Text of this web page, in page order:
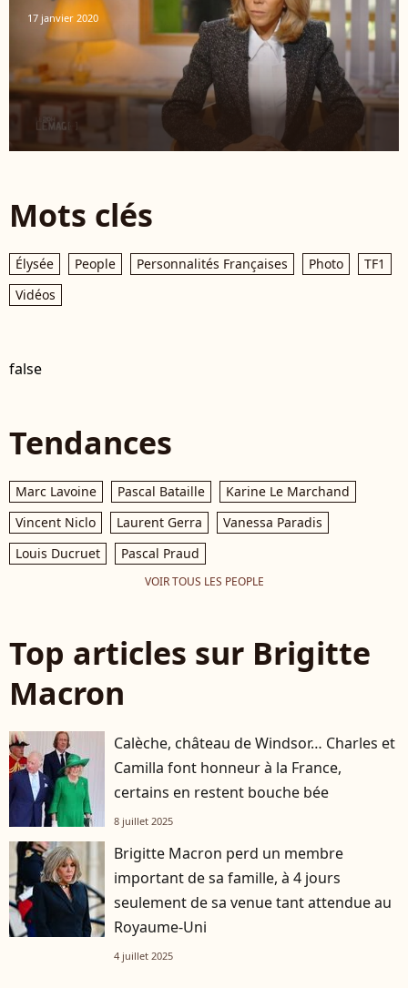
17 janvier 2020
Mots clés
Élysée People Personnalités Françaises Photo
TF1
Vidéos
false
Tendances
Marc Lavoine Pascal Bataille
Karine Le Marchand
Vincent Niclo
Laurent Gerra
Vanessa Paradis
Louis Ducruet
Pascal Praud
VOIR TOUS LES PEOPLE
Top articles sur Brigitte
Macron
Calèche, château de Windsor… Charles et
Camilla font honneur à la France,
certains en restent bouche bée
8 juillet 2025
Brigitte Macron perd un membre
important de sa famille, à 4 jours
seulement de sa venue tant attendue au
Royaume-Uni
4 juillet 2025